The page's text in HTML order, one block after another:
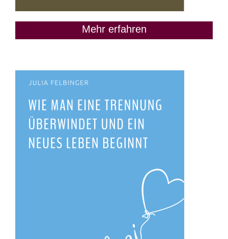
Mehr erfahren